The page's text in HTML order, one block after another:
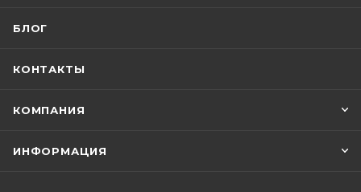
БЛОГ
КОНТАКТЫ
КОМПАНИЯ
ИНФОРМАЦИЯ